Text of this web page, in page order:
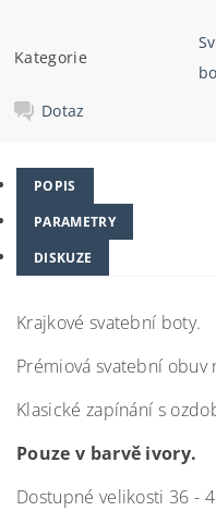
Kategorie
Dotaz
POPIS
PARAMETRY
DISKUZE
Krajkové svatební boty.
Prémiová svatební obuv
Klasické zapínání s
Pouze v barvě ivory.
Dostupné velikosti 36 -